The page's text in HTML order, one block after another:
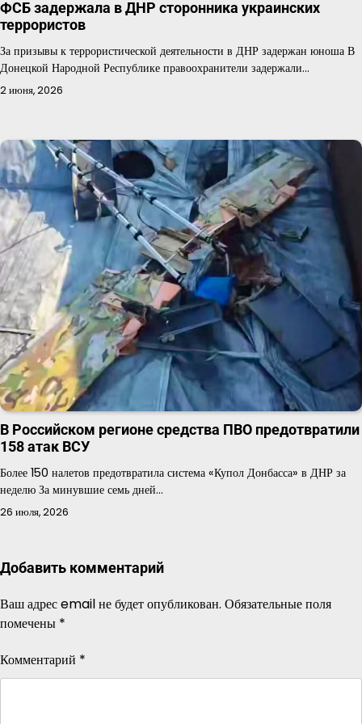
ФСБ задержала в ДНР сторонника украинских
террористов
За призывы к террористической деятельности в ДНР задержан юноша В
Донецкой Народной Республике правоохранители задержали…
2 июня, 2026
В Российском регионе средства ПВО предотвратили
158 атак ВСУ
Более 150 налетов предотвратила система «Купол Донбасса» в ДНР за
неделю За минувшие семь дней…
26 июля, 2026
Добавить комментарий
Ваш адрес email не будет опубликован. Обязательные поля
помечены *
Комментарий *